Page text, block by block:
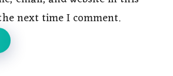
next time I comment.